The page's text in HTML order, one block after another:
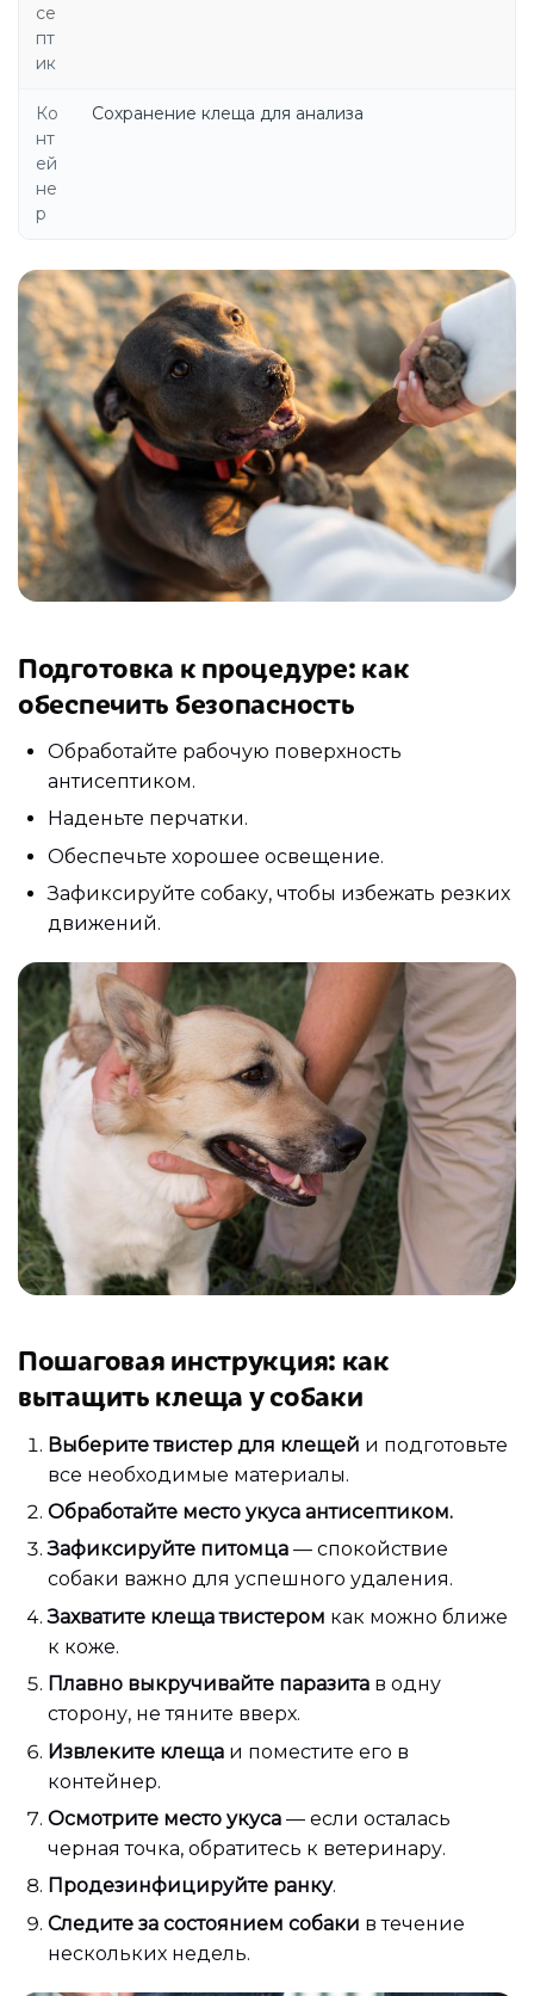
се
пт
ик
Ко
нт
ей
не
р
Сохранение клеща для анализа
Подготовка к процедуре: как
обеспечить безопасность
Обработайте рабочую поверхность
антисептиком.
Наденьте перчатки.
Обеспечьте хорошее освещение.
Зафиксируйте собаку, чтобы избежать резких
движений.
Пошаговая инструкция: как
вытащить клеща у собаки
Выберите твистер для клещей и подготовьте
все необходимые материалы.
Обработайте место укуса антисептиком.
Зафиксируйте питомца — спокойствие
собаки важно для успешного удаления.
Захватите клеща твистером как можно ближе
к коже.
Плавно выкручивайте паразита в одну
сторону, не тяните вверх.
Извлеките клеща и поместите его в
контейнер.
Осмотрите место укуса — если осталась
черная точка, обратитесь к ветеринару.
Продезинфицируйте ранку.
Следите за состоянием собаки в течение
нескольких недель.